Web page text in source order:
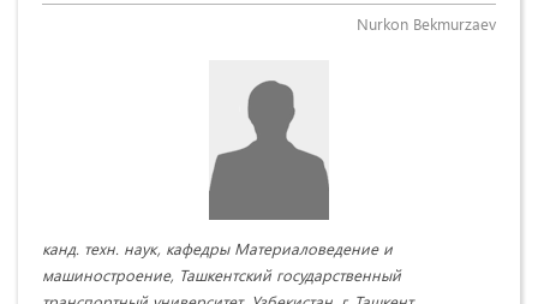
Nurkon Bekmurzaev
канд. техн. наук, кафедры Материаловедение и
машиностроение, Ташкентский государственный